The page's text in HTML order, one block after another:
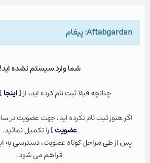
Aftabgardan: پيغام
شما وارد سيستم نشده ايد!
چنانچه قبلا ثبت نام كرده ايد، از [اينجا
اگر هنوز ثبت نام نكرده ايد، جهت عضویت در
عضویت] را تکمیل نمائید.
پس از طی مراحل کوتاه عضویت، دسترسی به
فراهم می شود.